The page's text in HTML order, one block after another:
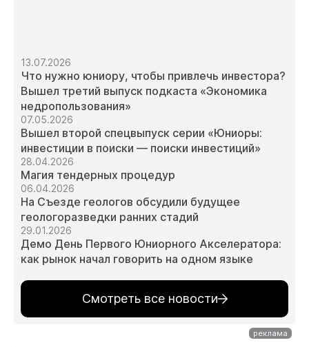
13.07.2026
Что нужно юниору, чтобы привлечь инвестора?
Вышел третий выпуск подкаста «Экономика
недропользования»
07.05.2026
Вышел второй спецвыпуск серии «Юниоры:
инвестиции в поиски — поиски инвестиций»
28.04.2026
Магия тендерных процедур
06.04.2026
На Съезде геологов обсудили будущее
геологоразведки ранних стадий
29.01.2026
Демо День Первого Юниорного Акселератора:
как рынок начал говорить на одном языке
Смотреть все новости